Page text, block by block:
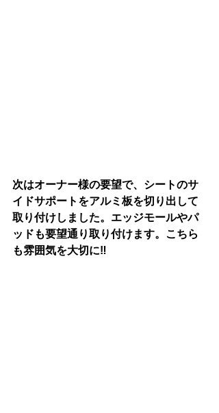
次はオーナー様の要望で、シートのサ
イドサポートをアルミ板を切り出して
取り付けしました。エッジモールやパ
ッドも要望通り取り付けます。こちら
も雰囲気を大切に‼︎